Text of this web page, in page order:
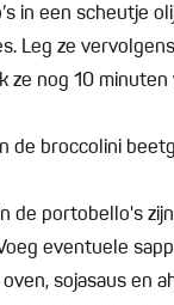
in een scheutje
Leg ze
ze nog 10
de broccolini
de portobello's
eventuele
sojasaus en